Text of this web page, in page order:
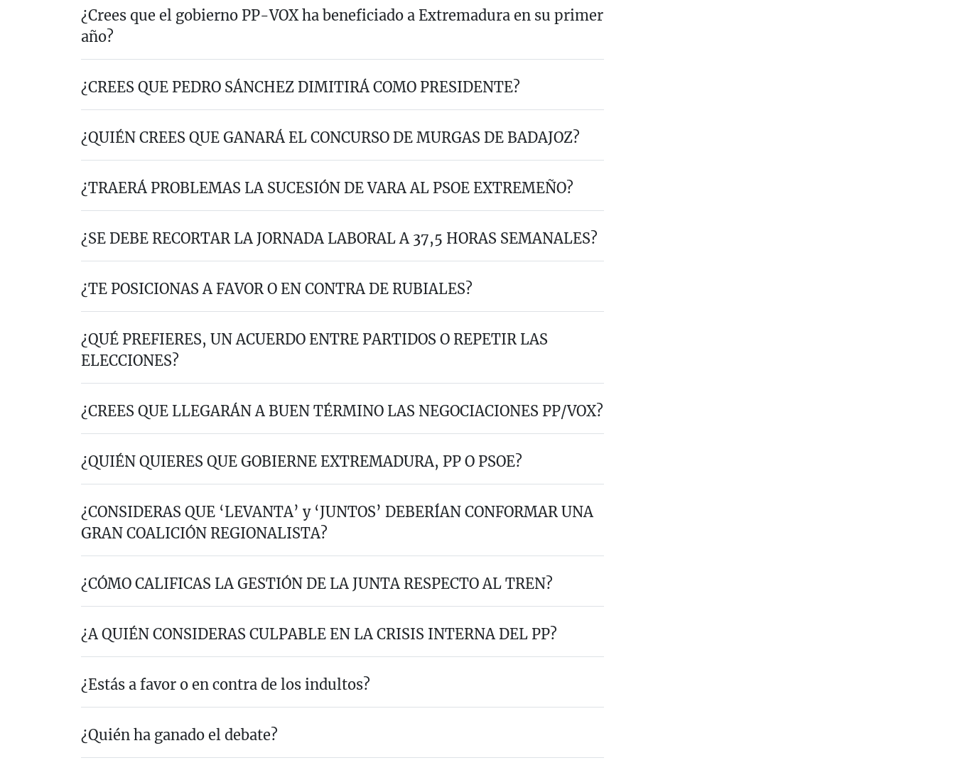
¿Crees que el gobierno PP-VOX ha beneficiado a Extremadura en su primer
año?
¿CREES QUE PEDRO SÁNCHEZ DIMITIRÁ COMO PRESIDENTE?
¿QUIÉN CREES QUE GANARÁ EL CONCURSO DE MURGAS DE BADAJOZ?
¿TRAERÁ PROBLEMAS LA SUCESIÓN DE VARA AL PSOE EXTREMEÑO?
¿SE DEBE RECORTAR LA JORNADA LABORAL A 37,5 HORAS SEMANALES?
¿TE POSICIONAS A FAVOR O EN CONTRA DE RUBIALES?
¿QUÉ PREFIERES, UN ACUERDO ENTRE PARTIDOS O REPETIR LAS
ELECCIONES?
¿CREES QUE LLEGARÁN A BUEN TÉRMINO LAS NEGOCIACIONES PP/VOX?
¿QUIÉN QUIERES QUE GOBIERNE EXTREMADURA, PP O PSOE?
¿CONSIDERAS QUE ‘LEVANTA’ y ‘JUNTOS’ DEBERÍAN CONFORMAR UNA
GRAN COALICIÓN REGIONALISTA?
¿CÓMO CALIFICAS LA GESTIÓN DE LA JUNTA RESPECTO AL TREN?
¿A QUIÉN CONSIDERAS CULPABLE EN LA CRISIS INTERNA DEL PP?
¿Estás a favor o en contra de los indultos?
¿Quién ha ganado el debate?